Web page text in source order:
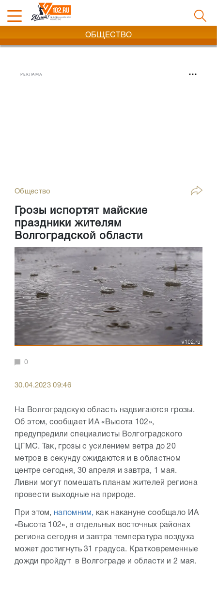
ОБЩЕСТВО
РЕКЛАМА
Общество
Грозы испортят майские
праздники жителям
Волгоградской области
0
30.04.2023 09:46
На Волгоградскую область надвигаются грозы.
Об этом, сообщает ИА «Высота 102»,
предупредили специалисты Волгоградского
ЦГМС. Так, грозы с усилением ветра до 20
метров в секунду ожидаются и в областном
центре сегодня, 30 апреля и завтра, 1 мая.
Ливни могут помешать планам жителей региона
провести выходные на природе.
При этом, напомним, как накануне сообщало ИА
«Высота 102», в отдельных восточных районах
региона сегодня и завтра температура воздуха
может достигнуть 31 градуса. Кратковременные
дожди пройдут в Волгограде и области и 2 мая.